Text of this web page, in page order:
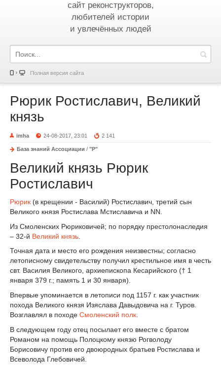
сайт реконструкторов,
любителей истории
и увлечённых людей
Полная версия сайта
Рюрик Ростиславич, Великий
князь
imha 24-08-2017, 23:01 2 141
База знаний Ассоциации / "Р"
Великий князь Рюрик
Ростиславич
Рюрик (в крещении - Василий) Ростиславич, третий сын
Великого князя Ростислава Мстиславича и NN.
Из Смоленских Рюриковичей; по порядку престолонаследия
– 32-й Великий князь
Точная дата и место его рождения неизвестны; согласно
летописному свидетельству получил крестильное имя в честь
свт. Василия Великого, архиепископа Кесарийского († 1
января 379 г.; память 1 и 30 января).
Впервые упоминается в летописи под 1157 г. как участник
похода Великого князя Изяслава Давыдовича на г. Туров.
Возглавлял в походе Смоленский полк
В следующем году отец посылает его вместе с братом
Романом на помощь Полоцкому князю Рогволоду
Борисовичу против его двоюродных братьев Ростислава и
Всеволода Глебовичей.